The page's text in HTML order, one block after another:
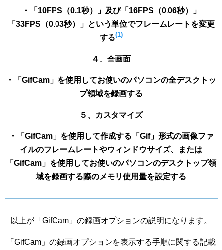
・「10FPS（0.1秒）」及び「16FPS（0.06秒）」
「33FPS（0.03秒）」という単位でフレームレートを変更
する(1)
４、全画面
・「GifCam」を使用してお使いのパソコンの全デスクトッ
プ領域を録画する
５、カスタマイズ
・「GifCam」を使用して作成する「Gif」形式の画像ファ
イルのフレームレートやウィンドウサイズ、または
「GifCam」を使用してお使いのパソコンのデスクトップ領
域を録画する際のメモリ使用量を設定する
以上が「GifCam」の録画オプションの説明になります。
「GifCam」の録画オプションを表示する手順に関する記載